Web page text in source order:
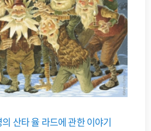
산타 율 라드에 관한 이야기